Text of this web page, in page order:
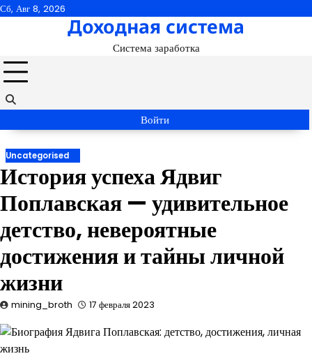
Перейти
Сб, Авг 8, 2026
Доходная система
Система заработка
Войти
Uncategorised
История успеха Ядвиг
Поплавская — удивительное
детство, невероятные
достижения и тайны личной
жизни
mining_broth 17 февраля 2023